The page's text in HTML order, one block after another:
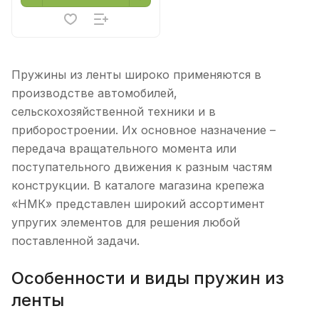
Пружины из ленты широко применяются в
производстве автомобилей,
сельскохозяйственной техники и в
приборостроении. Их основное назначение –
передача вращательного момента или
поступательного движения к разным частям
конструкции. В каталоге магазина крепежа
«НМК» представлен широкий ассортимент
упругих элементов для решения любой
поставленной задачи.
Особенности и виды пружин из
ленты